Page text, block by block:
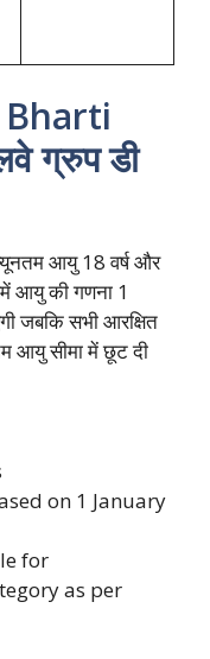
Bharti
ग्रुप डी
आयु 18 वर्ष और
आयु की गणना 1
जबकि सभी आरक्षित
आयु सीमा में छूट दी
on 1 January
for
as per